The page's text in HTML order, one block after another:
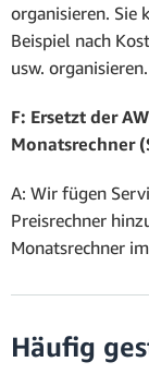
organisieren. Sie
Beispiel nach
usw. organisieren.
F: Ersetzt der
Monatsrechner
A: Wir fügen
Preisrechner
Monatsrechner
Häufig